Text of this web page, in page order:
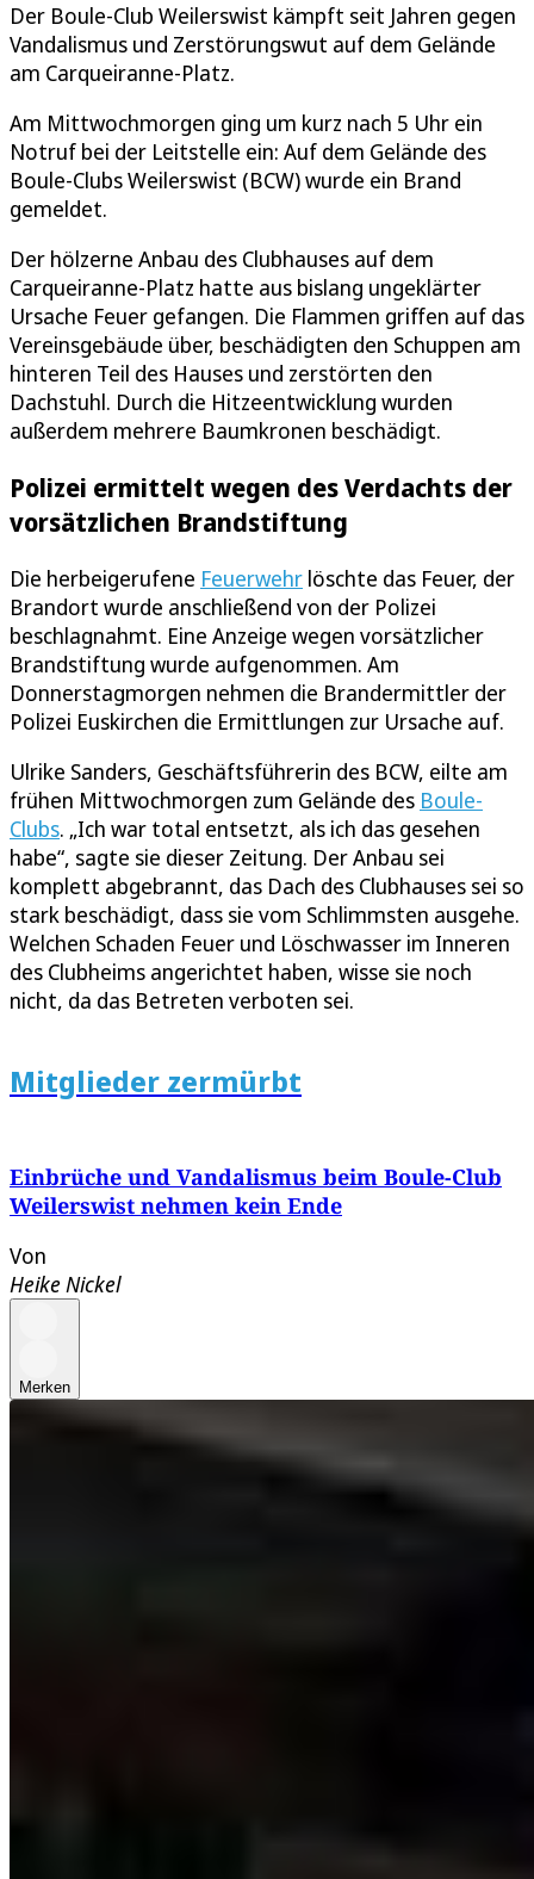
Der Boule-Club Weilerswist kämpft seit Jahren gegen
Vandalismus und Zerstörungswut auf dem Gelände
am Carqueiranne-Platz.
Am Mittwochmorgen ging um kurz nach 5 Uhr ein
Notruf bei der Leitstelle ein: Auf dem Gelände des
Boule-Clubs Weilerswist (BCW) wurde ein Brand
gemeldet.
Der hölzerne Anbau des Clubhauses auf dem
Carqueiranne-Platz hatte aus bislang ungeklärter
Ursache Feuer gefangen. Die Flammen griffen auf das
Vereinsgebäude über, beschädigten den Schuppen am
hinteren Teil des Hauses und zerstörten den
Dachstuhl. Durch die Hitzeentwicklung wurden
außerdem mehrere Baumkronen beschädigt.
Polizei ermittelt wegen des Verdachts der
vorsätzlichen Brandstiftung
Die herbeigerufene Feuerwehr löschte das Feuer, der
Brandort wurde anschließend von der Polizei
beschlagnahmt. Eine Anzeige wegen vorsätzlicher
Brandstiftung wurde aufgenommen. Am
Donnerstagmorgen nehmen die Brandermittler der
Polizei Euskirchen die Ermittlungen zur Ursache auf.
Ulrike Sanders, Geschäftsführerin des BCW, eilte am
frühen Mittwochmorgen zum Gelände des Boule-
Clubs. „Ich war total entsetzt, als ich das gesehen
habe“, sagte sie dieser Zeitung. Der Anbau sei
komplett abgebrannt, das Dach des Clubhauses sei so
stark beschädigt, dass sie vom Schlimmsten ausgehe.
Welchen Schaden Feuer und Löschwasser im Inneren
des Clubheims angerichtet haben, wisse sie noch
nicht, da das Betreten verboten sei.
Mitglieder zermürbt
Einbrüche und Vandalismus beim Boule-Club
Weilerswist nehmen kein Ende
Von
Heike Nickel
Merken